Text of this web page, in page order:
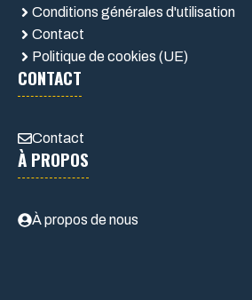
Conditions générales d'utilisation
Contact
Politique de cookies (UE)
CONTACT
Contact
À PROPOS
À propos de nous